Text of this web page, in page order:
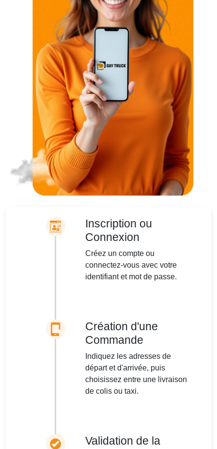
Inscription ou
Connexion
Créez un compte ou
connectez-vous avec votre
identifiant et mot de passe.
Création d'une
Commande
Indiquez les adresses de
départ et d'arrivée, puis
choisissez entre une livraison
de colis ou taxi.
Validation de la